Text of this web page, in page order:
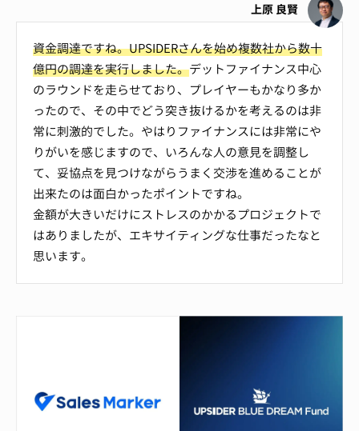
上原 良賢
資金調達ですね。UPSIDERさんを始め複数社から数十
億円の調達を実行しました。デットファイナンス中心
のラウンドを走らせており、プレイヤーもかなり多か
ったので、その中でどう突き抜けるかを考えるのは非
常に刺激的でした。やはりファイナンスには非常にや
りがいを感じますので、いろんな人の意見を調整し
て、妥協点を見つけながらうまく交渉を進めることが
出来たのは面白かったポイントですね。
金額が大きいだけにストレスのかかるプロジェクトで
はありましたが、エキサイティングな仕事だったなと
思います。